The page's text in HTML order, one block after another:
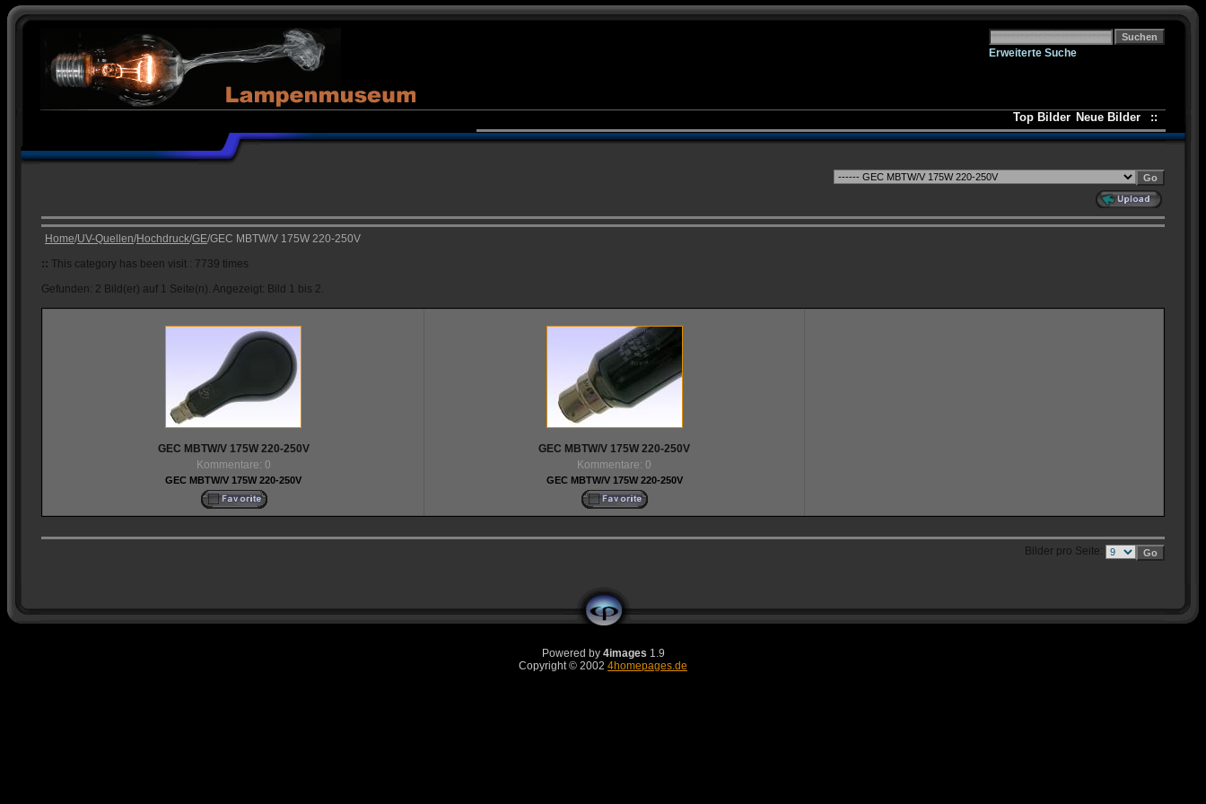
Erweiterte Suche
Top Bilder Neue Bilder ::
Home/UV-Quellen/Hochdruck/GE/GEC MBTW/V 175W 220-250V
:: This category has been visit : 7739 times
Gefunden: 2 Bild(er) auf 1 Seite(n). Angezeigt: Bild 1 bis 2.
GEC MBTW/V 175W 220-250V
Kommentare: 0
GEC MBTW/V 175W 220-250V
GEC MBTW/V 175W 220-250V
Kommentare: 0
GEC MBTW/V 175W 220-250V
Bilder pro Seite:
Powered by 4images 1.9
Copyright © 2002 4homepages.de